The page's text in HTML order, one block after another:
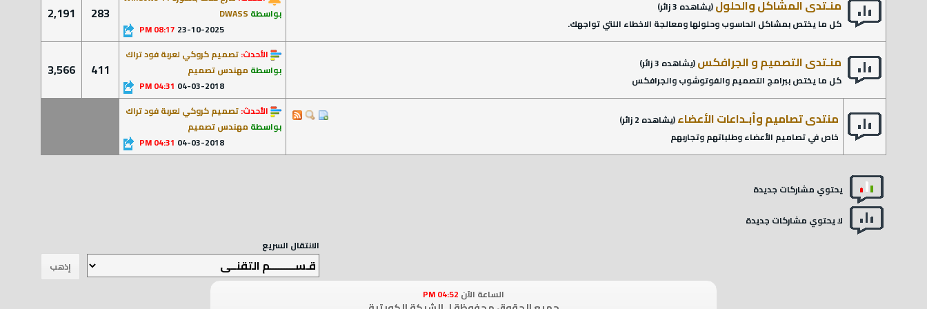
منـتدى المشاكل والحلول(يشاهده 3 زائر)
كل ما يختص بمشاكل الحاسوب وحلولها ومعالجة الاخطاء اللتي تواجهك.
بواسطة DWASS
23-10-2025
08:17 PM
283
2,191
منـتدى التصميم و الجرافكس(يشاهده 3 زائر)
كل ما يختص ببرامج التصميم والفوتوشوب والجرافكس
الأحدث:تصميم كروكي لعربة فود تراك
بواسطة مهندس تصميم
04-03-2018
04:31 PM
411
3,566
منتدى تصاميم وأبـداعات الأعضاء(يشاهده 2 زائر)
خاص في تصاميم الأعضاء وطلباتهم وتجاربهم
الأحدث:تصميم كروكي لعربة فود تراك
بواسطة مهندس تصميم
04-03-2018
04:31 PM
يحتوي مشاركات جديدة
لا يحتوي مشاركات جديدة
الانتقال السريع
الساعة الآن 04:52 PM